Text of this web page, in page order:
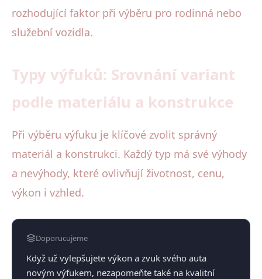
rozhodující faktor při výběru pro rodinná nebo
služební vozidla.
Typy výfuků: Srovnání variant
podle materiálu a konstrukce
Při výběru výfuku je klíčové zvolit správný
materiál a konstrukci. Každý typ má své výhody
a nevýhody, které ovlivňují životnost, cenu,
výkon i vzhled.
Doporucujeme
Když už vylepšujete výkon a zvuk svého auta
novým výfukem, nezapomeňte také na kvalitní